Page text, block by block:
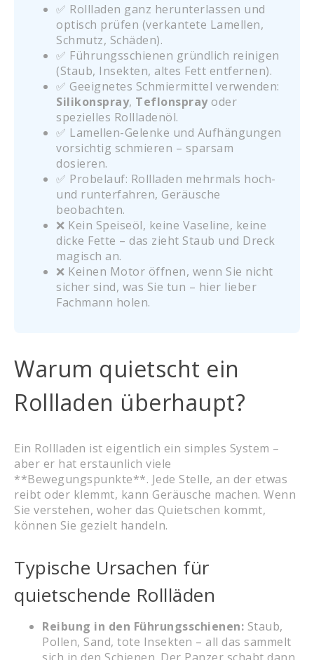
✅ Rollladen ganz herunterlassen und
optisch prüfen (verkantete Lamellen,
Schmutz, Schäden).
✅ Führungsschienen gründlich reinigen
(Staub, Insekten, altes Fett entfernen).
✅ Geeignetes Schmiermittel verwenden:
Silikonspray, Teflonsprayoder
spezielles Rollladenöl.
✅ Lamellen-Gelenke und Aufhängungen
vorsichtig schmieren – sparsam
dosieren.
✅ Probelauf: Rollladen mehrmals hoch-
und runterfahren, Geräusche
beobachten.
❌ Kein Speiseöl, keine Vaseline, keine
dicke Fette – das zieht Staub und Dreck
magisch an.
❌ Keinen Motor öffnen, wenn Sie nicht
sicher sind, was Sie tun – hier lieber
Fachmann holen.
Warum quietscht ein
Rollladen überhaupt?
Ein Rollladen ist eigentlich ein simples System –
aber er hat erstaunlich viele
**Bewegungspunkte**. Jede Stelle, an der etwas
reibt oder klemmt, kann Geräusche machen. Wenn
Sie verstehen, woher das Quietschen kommt,
können Sie gezielt handeln.
Typische Ursachen für
quietschende Rollläden
Reibung in den Führungsschienen: Staub,
Pollen, Sand, tote Insekten – all das sammelt